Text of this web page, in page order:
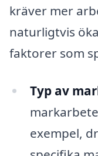
kräver mer
naturligtvis
faktorer som
Typ av
exempel,